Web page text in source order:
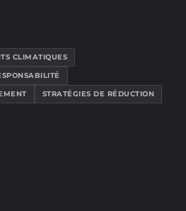
CLIMATIQUES
STRATÉGIES DE RÉDUCTION